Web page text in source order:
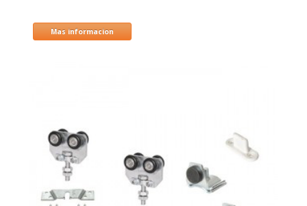
Mas informacion